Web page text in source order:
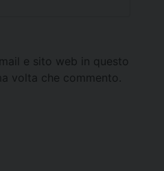
e sito web in questo
volta che commento.